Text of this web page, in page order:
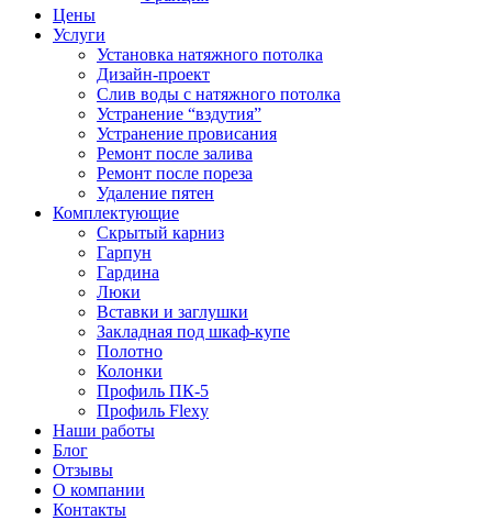
Цены
Услуги
Установка натяжного потолка
Дизайн-проект
Слив воды с натяжного потолка
Устранение “вздутия”
Устранение провисания
Ремонт после залива
Ремонт после пореза
Удаление пятен
Комплектующие
Скрытый карниз
Гарпун
Гардина
Люки
Вставки и заглушки
Закладная под шкаф-купе
Полотно
Колонки
Профиль ПК-5
Профиль Flexy
Наши работы
Блог
Отзывы
О компании
Контакты